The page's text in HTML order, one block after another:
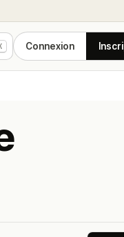
Connexion